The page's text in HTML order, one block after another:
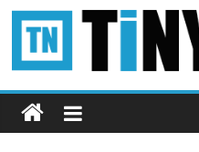
Passer
contenu
Tinynews
Le